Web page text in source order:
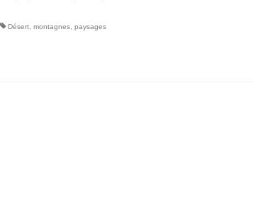
Désert, montagnes, paysages